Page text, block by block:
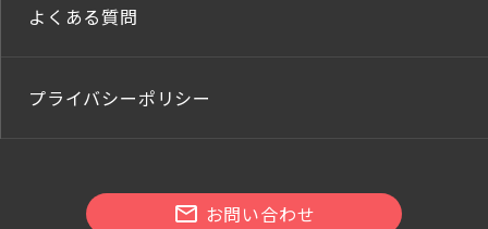
よくある質問
プライバシーポリシー
お問い合わせ